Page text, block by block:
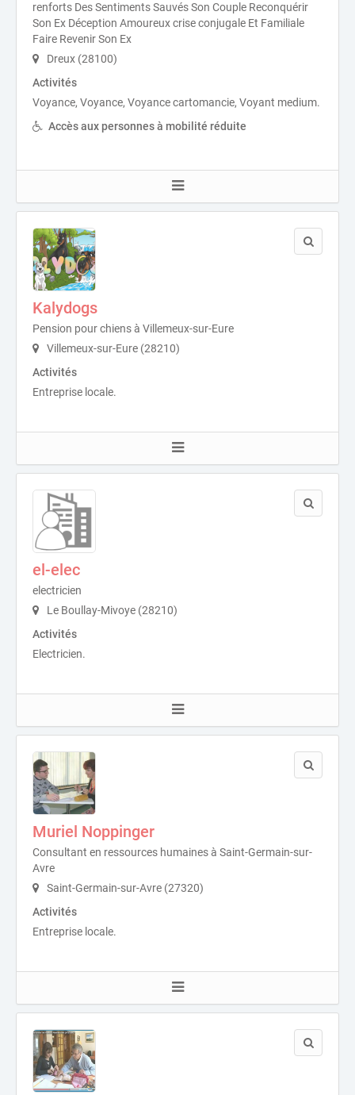
renforts Des Sentiments Sauvés Son Couple Reconquérir
Son Ex Déception Amoureux crise conjugale Et Familiale
Faire Revenir Son Ex
Dreux (28100)
Activités
Voyance, Voyance, Voyance cartomancie, Voyant medium.
Accès aux personnes à mobilité réduite
Kalydogs
Pension pour chiens à Villemeux-sur-Eure
Villemeux-sur-Eure (28210)
Activités
Entreprise locale.
el-elec
electricien
Le Boullay-Mivoye (28210)
Activités
Electricien.
Muriel Noppinger
Consultant en ressources humaines à Saint-Germain-sur-
Avre
Saint-Germain-sur-Avre (27320)
Activités
Entreprise locale.